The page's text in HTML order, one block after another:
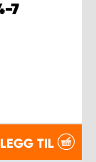
7
LEGG TIL